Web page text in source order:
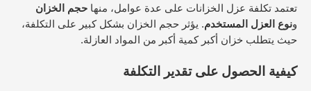
تعتمد تكلفة عزل الخزانات على عدة عوامل، منها حجم الخزان
ونوع العزل المستخدم. يؤثر حجم الخزان بشكل كبير على التكلفة،
حيث يتطلب خزان أكبر كمية أكبر من المواد العازلة.
كيفية الحصول على تقدير التكلفة